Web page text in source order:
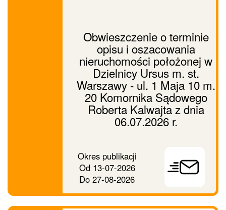
Obwieszczenie o terminie
opisu i oszacowania
nieruchomości położonej w
Dzielnicy Ursus m. st.
Warszawy - ul. 1 Maja 10 m.
20 Komornika Sądowego
Roberta Kalwajta z dnia
06.07.2026 r.
Okres publikacji
Od13-07-2026
Do 27-08-2026
dalej